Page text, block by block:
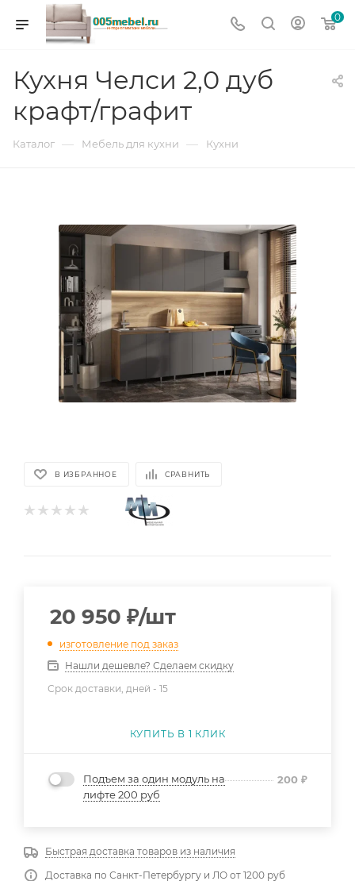
0
Кухня Челси 2,0 дуб
крафт/графит
Каталог — Мебель для кухни — Кухни
В ИЗБРАННОЕ СРАВНИТЬ
20 950 ₽/шт
изготовление под заказ
Нашли дешевле? Сделаем скидку
Срок доставки, дней - 15
КУПИТЬ В 1 КЛИК
Подъем за один модуль на
лифте 200 руб
200 ₽
Быстрая доставка товаров из наличия
Доставка по Санкт-Петербургу и ЛО от 1200 руб